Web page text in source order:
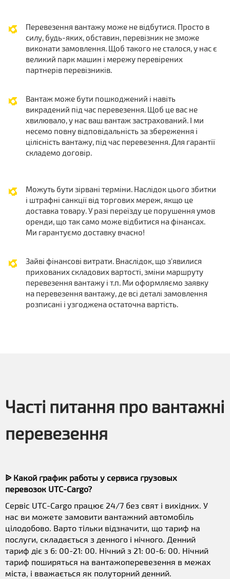
Перевезення вантажу може не відбутися. Просто в
силу, будь-яких, обставин, перевізник не зможе
виконати замовлення. Щоб такого не сталося, у нас є
великий парк машин і мережу перевірених
партнерів перевізників.
Вантаж може бути пошкоджений і навіть
викрадений під час перевезення. Щоб це вас не
хвилювало, у нас ваш вантаж застрахований. І ми
несемо повну відповідальність за збереження і
цілісність вантажу, під час перевезення. Для гарантії
складемо договір.
Можуть бути зірвані терміни. Наслідок цього збитки
і штрафні санкції від торгових мереж, якщо це
доставка товару. У разі переїзду це порушення умов
оренди, що так само може відбитися на фінансах.
Ми гарантуємо доставку вчасно!
Зайві фінансові витрати. Внаслідок, що з'явилися
прихованих складових вартості, зміни маршруту
перевезення вантажу і т.п. Ми оформляємо заявку
на перевезення вантажу, де всі деталі замовлення
розписані і узгоджена остаточна вартість.
Часті питання про вантажні
перевезення
ᐉ Какой график работы у сервиса грузовых
перевозок UTC-Cargo?
Сервіс UTC-Cargo працює 24/7 без свят і вихідних. У
нас ви можете замовити вантажний автомобіль
цілодобово. Варто тільки відзначити, що тариф на
послуги, складається з денного і нічного. Денний
тариф діє з 6: 00-21: 00. Нічний з 21: 00-6: 00. Нічний
тариф поширяться на вантажоперевезення в межах
міста, і вважається як полуторний денний.